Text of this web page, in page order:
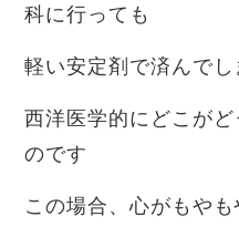
科に行っても
軽い安定剤で済んでし
西洋医学的にどこが
のです
この場合、心がもやも